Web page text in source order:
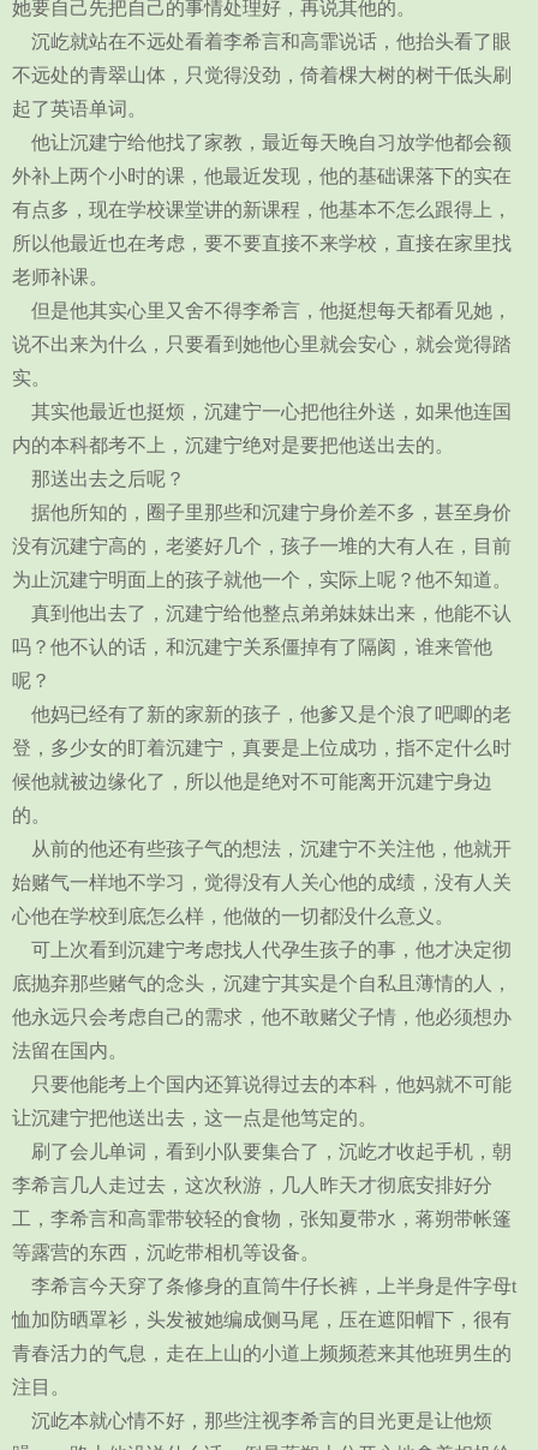
她要自己先把自己的事情处理好，再说其他的。
沉屹就站在不远处看着李希言和高霏说话，他抬头看了眼
不远处的青翠山体，只觉得没劲，倚着棵大树的树干低头刷
起了英语单词。
他让沉建宁给他找了家教，最近每天晚自习放学他都会额
外补上两个小时的课，他最近发现，他的基础课落下的实在
有点多，现在学校课堂讲的新课程，他基本不怎么跟得上，
所以他最近也在考虑，要不要直接不来学校，直接在家里找
老师补课。
但是他其实心里又舍不得李希言，他挺想每天都看见她，
说不出来为什么，只要看到她他心里就会安心，就会觉得踏
实。
其实他最近也挺烦，沉建宁一心把他往外送，如果他连国
内的本科都考不上，沉建宁绝对是要把他送出去的。
那送出去之后呢？
据他所知的，圈子里那些和沉建宁身价差不多，甚至身价
没有沉建宁高的，老婆好几个，孩子一堆的大有人在，目前
为止沉建宁明面上的孩子就他一个，实际上呢？他不知道。
真到他出去了，沉建宁给他整点弟弟妹妹出来，他能不认
吗？他不认的话，和沉建宁关系僵掉有了隔阂，谁来管他
呢？
他妈已经有了新的家新的孩子，他爹又是个浪了吧唧的老
登，多少女的盯着沉建宁，真要是上位成功，指不定什么时
候他就被边缘化了，所以他是绝对不可能离开沉建宁身边
的。
从前的他还有些孩子气的想法，沉建宁不关注他，他就开
始赌气一样地不学习，觉得没有人关心他的成绩，没有人关
心他在学校到底怎么样，他做的一切都没什么意义。
可上次看到沉建宁考虑找人代孕生孩子的事，他才决定彻
底抛弃那些赌气的念头，沉建宁其实是个自私且薄情的人，
他永远只会考虑自己的需求，他不敢赌父子情，他必须想办
法留在国内。
只要他能考上个国内还算说得过去的本科，他妈就不可能
让沉建宁把他送出去，这一点是他笃定的。
刷了会儿单词，看到小队要集合了，沉屹才收起手机，朝
李希言几人走过去，这次秋游，几人昨天才彻底安排好分
工，李希言和高霏带较轻的食物，张知夏带水，蒋朔带帐篷
等露营的东西，沉屹带相机等设备。
李希言今天穿了条修身的直筒牛仔长裤，上半身是件字母t
恤加防晒罩衫，头发被她编成侧马尾，压在遮阳帽下，很有
青春活力的气息，走在上山的小道上频频惹来其他班男生的
注目。
沉屹本就心情不好，那些注视李希言的目光更是让他烦